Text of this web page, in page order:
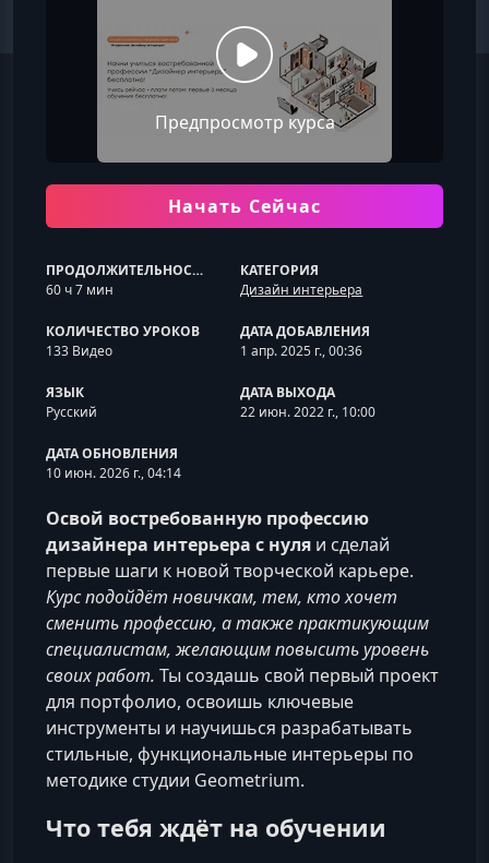
Предпросмотр курса
Начать Сейчас
ПРОДОЛЖИТЕЛЬНОСТЬ
60 ч 7 мин
КАТЕГОРИЯ
Дизайн интерьера
КОЛИЧЕСТВО УРОКОВ
133 Видео
ДАТА ДОБАВЛЕНИЯ
1 апр. 2025 г., 00:36
ЯЗЫК
Русский
ДАТА ВЫХОДА
22 июн. 2022 г., 10:00
ДАТА ОБНОВЛЕНИЯ
10 июн. 2026 г., 04:14
Освой востребованную профессию
дизайнера интерьера с нуля и сделай
первые шаги к новой творческой карьере.
Курс подойдёт новичкам, тем, кто хочет
сменить профессию, а также практикующим
специалистам, желающим повысить уровень
своих работ. Ты создашь свой первый проект
для портфолио, освоишь ключевые
инструменты и научишься разрабатывать
стильные, функциональные интерьеры по
методике студии Geometrium.
Что тебя ждёт на обучении